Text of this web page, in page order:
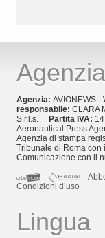
Agenzia: AVIONEWS
responsabile: CLARA
S.r.l.s.
Partita IVA:
Aeronautical Press
Agenzia di stampa
Tribunale di Roma con
Comunicazione con il
Condizioni d’uso
Lingua